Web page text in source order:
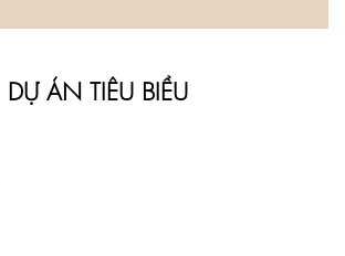
DỰ ÁN TIÊU BIỂU